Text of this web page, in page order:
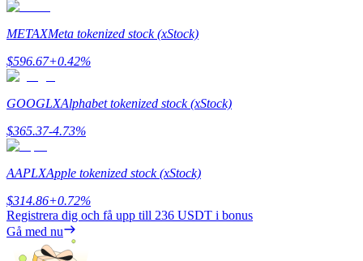
Utsättning
Launchpool
METAXMeta tokenized stock (xStock)
$596.67+0.42%
GOOGLXAlphabet tokenized stock (xStock)
$365.37-4.73%
AAPLXApple tokenized stock (xStock)
$314.86+0.72%
Registrera dig och få upp till 236 USDT i bonus
Gå med nu